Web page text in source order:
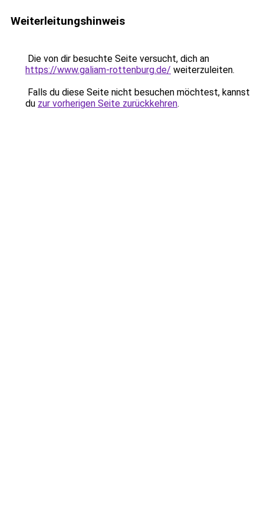
Weiterleitungshinweis
Die von dir besuchte Seite versucht, dich an
https://www.galiam-rottenburg.de/ weiterzuleiten.
Falls du diese Seite nicht besuchen möchtest, kannst
du zur vorherigen Seite zurückkehren.